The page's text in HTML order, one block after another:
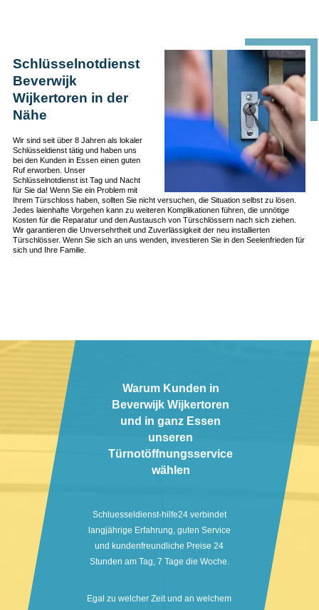
Schlüsselnotdienst
Beverwijk
Wijkertoren in der
Nähe
Wir sind seit über 8 Jahren als lokaler
Schlüsseldienst tätig und haben uns
bei den Kunden in Essen einen guten
Ruf erworben. Unser
Schlüsselnotdienst ist Tag und Nacht
für Sie da! Wenn Sie ein Problem mit
Ihrem Türschloss haben, sollten Sie nicht versuchen, die Situation selbst zu lösen.
Jedes laienhafte Vorgehen kann zu weiteren Komplikationen führen, die unnötige
Kosten für die Reparatur und den Austausch von Türschlössern nach sich ziehen.
Wir garantieren die Unversehrtheit und Zuverlässigkeit der neu installierten
Türschlösser. Wenn Sie sich an uns wenden, investieren Sie in den Seelenfrieden für
sich und Ihre Familie.
Warum Kunden in
Beverwijk Wijkertoren
und in ganz Essen
unseren
Türnotöffnungsservice
wählen
Schluesseldienst-hilfe24 verbindet
langjährige Erfahrung, guten Service
und kundenfreundliche Preise 24
Stunden am Tag, 7 Tage die Woche.
Egal zu welcher Zeit und an welchem